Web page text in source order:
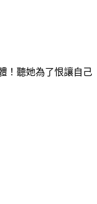
！聽她為了恨讓自己